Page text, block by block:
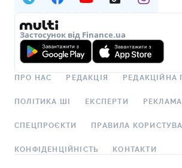
Застосунок від Finance.ua
ПРО НАС РЕДАКЦІЯ РЕДАКЦІЙНА
ПОЛІТИКА ШІ ЕКСПЕРТИ РЕКЛАМА
СПЕЦПРОЄКТИ ПРАВИЛА
КОНФІДЕНЦІЙНІСТЬ КОНТАКТИ